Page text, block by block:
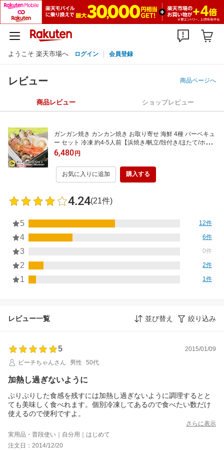
ようこそ 楽天市場へ ログイン 会員登録
レビュー 商品ページへ
商品レビュー ショップレビュー
ガンガン焼き カンカン焼き お取り寄せ 海鮮 4種 バーベキュ
ー セット 冷凍 約4-5人前【浜焼き/帆立/殻付き/ほたて/ホタ
テ/片貝/牡蠣/かき/カキ/ブラックタイガー/有頭/海老/えび/赤
エビ/あかえび/BBQ/魚介/貝/一斗缶/バーベキューセット/缶焼
き/アウトドア/キャンプ】
6,480円
お気に入りに追加 購入する
4.24(21件)
5 12件
4 6件
3 0件
2 2件
1 1件
レビュー一覧 並び替え 絞り込み
5
2015/01/09
ビーチちゃんさん
男性 50代
加熱し過ぎないように
ぷりぷりした食感を残すには加熱し過ぎないように調理するとと
ても美味しく食べれます。個別冷凍してあるので食べたい数だけ
使えるので便利ですよ。
さらに表示
実用品・普段使い｜自分用｜はじめて
注文日：2014/12/20